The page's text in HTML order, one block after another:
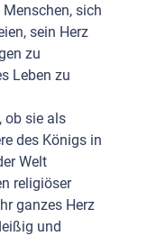
sich
sein Herz
zu
Leben zu
ob sie als
des Königs in
Welt
religiöser
ganzes Herz
und